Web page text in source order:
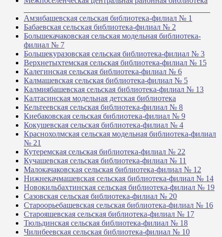
Амзибашевская сельская библиотека-филиал № 1
Бабаевская сельская библиотека-филиал № 2
Большекачаковская сельская модельная библиотека-
филиал № 7
Большекуразовская сельская библиотека-филиал № 3
Верхнетыхтемская сельская библиотека-филиал № 15
Калегинская сельская библиотека-филиал № 6
Калмашевская сельская библиотека-филиал № 5
Калмиябашевская сельская библиотека-филиал № 13
Калтасинская модельная детская библиотека
Кельтеевская сельская библиотека-филиал № 8
Киебаковская сельская библиотека-филиал № 9
Кокушевская сельская библиотека-филиал № 4
Краснохолмская сельская модельная библиотека-филиал
№ 21
Кутеремская сельская библиотека-филиал № 22
Кучашевская сельская библиотека-филиал № 11
Малокачаковская сельская библиотека-филиал № 12
Нижнекачмашевская сельская библиотека-филиал № 14
Новокильбахтинская сельская библиотека-филиал № 19
Сазовская сельская библиотека-филиал № 20
Староорьебашевская сельская библиотека-филиал № 16
Старояшевская сельская библиотека-филиал № 17
Тюльдинская сельская библиотека-филиал № 18
Чилибеевская сельская библиотека-филиал № 10